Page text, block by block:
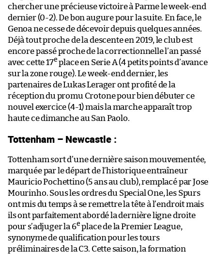
chercher une précieuse victoire à Parme le week-end
dernier (0-2). De bon augure pour la suite. En face, le
Genoa ne cesse de décevoir depuis quelques années.
Déjà tout proche de la descente en 2019, le club est
encore passé proche de la correctionnelle l’an passé
avec cette 17e place en Serie A (4 petits points d’avance
sur la zone rouge). Le week-end dernier, les
partenaires de Lukas Lerager ont profité de la
réception du promu Crotone pour bien débuter ce
nouvel exercice (4-1) mais la marche apparaît trop
haute ce dimanche au San Paolo.
Tottenham – Newcastle :
Tottenham sort d’une dernière saison mouvementée,
marquée par le départ de l’historique entraîneur
Mauricio Pochettino (5 ans au club), remplacé par Jose
Mourinho. Sous les ordres du Special One, les Spurs
ont mis du temps à se remettre la tête à l’endroit mais
ils ont parfaitement abordé la dernière ligne droite
pour s’adjuger la 6e place de la Premier League,
synonyme de qualification pour les tours
préliminaires de la C3. Cette saison, la formation